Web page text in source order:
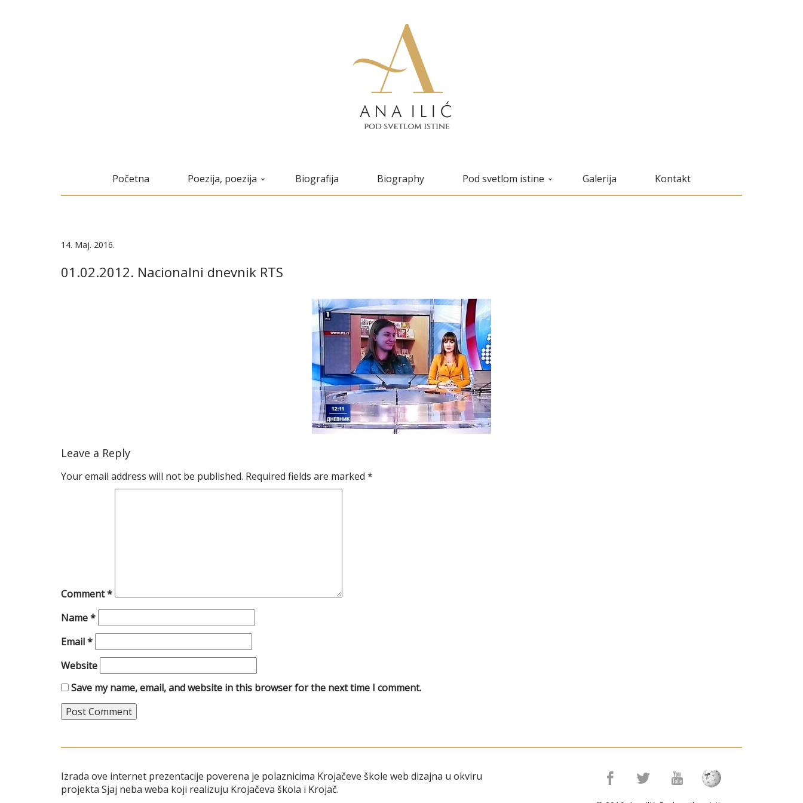
Početna Poezija, poezija Biografija Biography Pod svetlom istine Galerija Kontakt
14. Maj. 2016.
01.02.2012. Nacionalni dnevnik RTS
Leave a Reply
Your email address will not be published. Required fields are marked *
Comment*
Name*
Email*
Website
Save my name, email, and website in this browser for the next time I comment.
Izrada ove internet prezentacije poverena je polaznicima Krojačeve škole web dizajna u okviru
projekta Sjaj neba weba koji realizuju Krojačeva škola i Krojač.